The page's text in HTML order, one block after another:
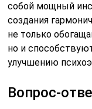
собой мощный
создания
не только
но и
улучшению
Вопрос-